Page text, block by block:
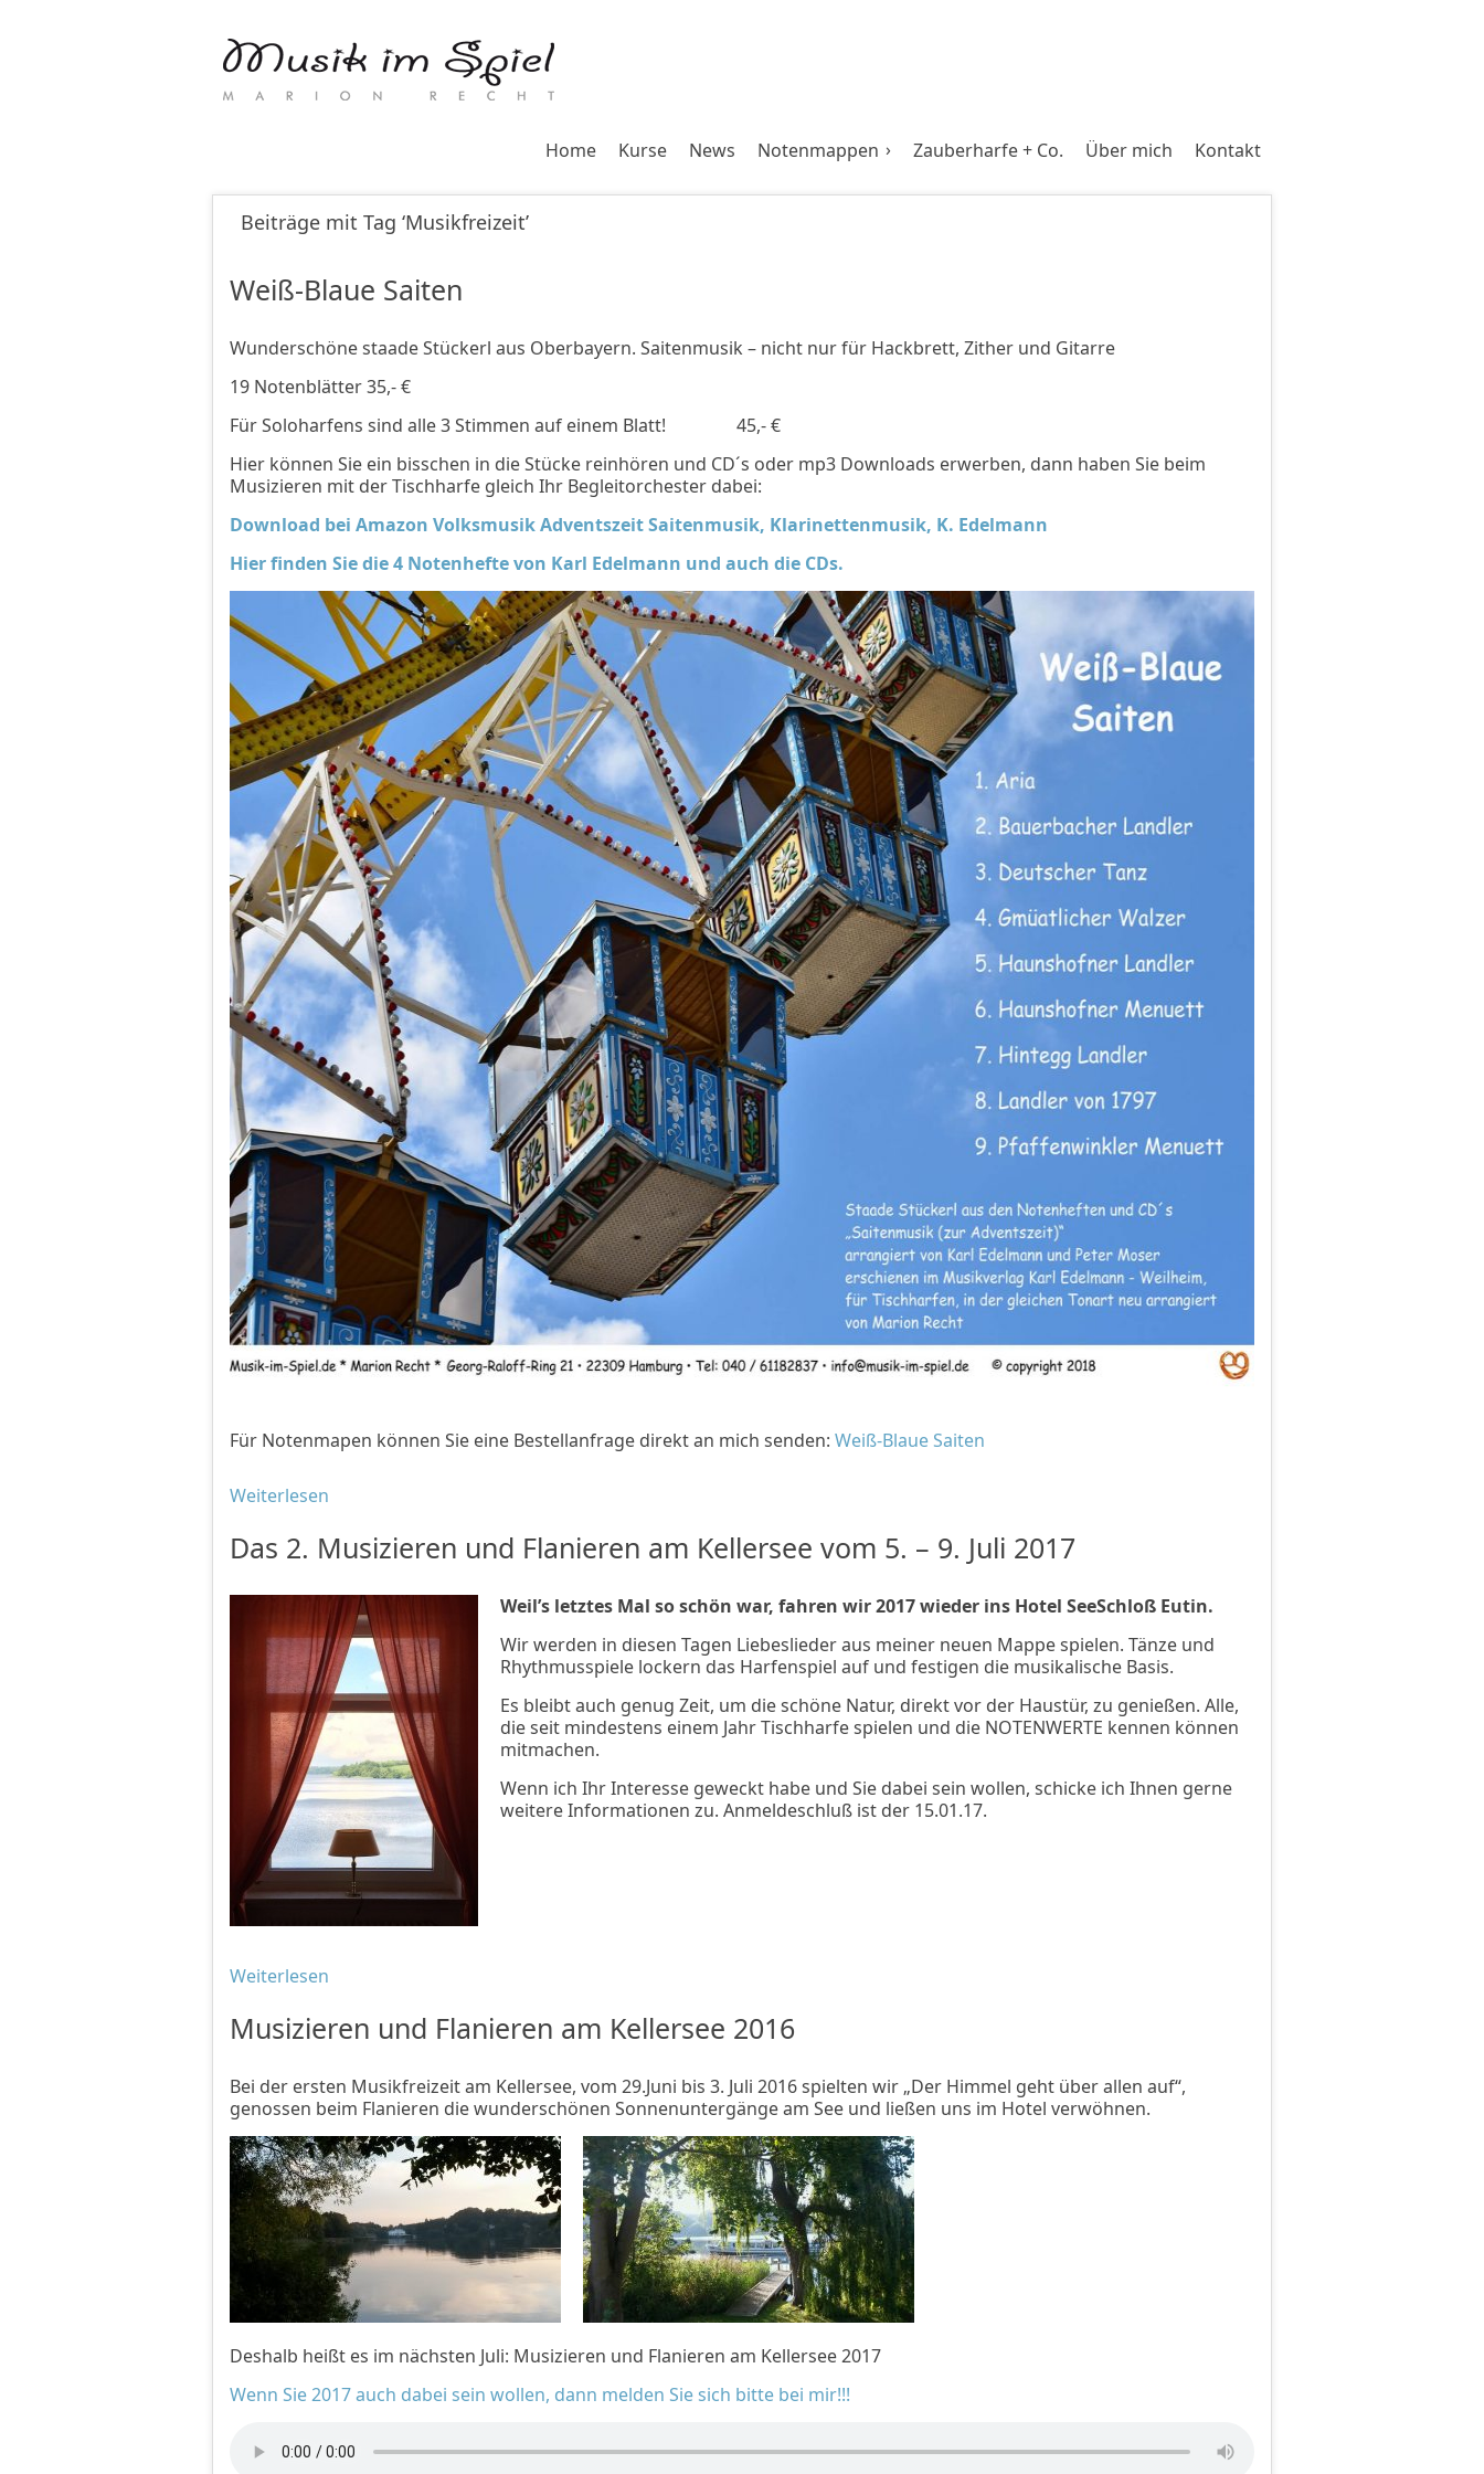
Home Kurse News Notenmappen Zauberharfe + Co. Über mich Kontakt
Beiträge mit Tag ‘Musikfreizeit’
Weiß-Blaue Saiten
Wunderschöne staade Stückerl aus Oberbayern. Saitenmusik – nicht nur für Hackbrett, Zither und Gitarre
19 Notenblätter 35,- €
Für Soloharfens sind alle 3 Stimmen auf einem Blatt! 45,- €
Hier können Sie ein bisschen in die Stücke reinhören und CD´s oder mp3 Downloads erwerben, dann haben Sie beim
Musizieren mit der Tischharfe gleich Ihr Begleitorchester dabei:
Download bei Amazon Volksmusik Adventszeit Saitenmusik, Klarinettenmusik, K. Edelmann
Hier finden Sie die 4 Notenhefte von Karl Edelmann und auch die CDs.
Für Notenmapen können Sie eine Bestellanfrage direkt an mich senden: Weiß-Blaue Saiten
Weiterlesen
Das 2. Musizieren und Flanieren am Kellersee vom 5. – 9. Juli 2017
Weil’s letztes Mal so schön war, fahren wir 2017 wieder ins Hotel SeeSchloß Eutin.
Wir werden in diesen Tagen Liebeslieder aus meiner neuen Mappe spielen. Tänze und
Rhythmusspiele lockern das Harfenspiel auf und festigen die musikalische Basis.
Es bleibt auch genug Zeit, um die schöne Natur, direkt vor der Haustür, zu genießen. Alle,
die seit mindestens einem Jahr Tischharfe spielen und die NOTENWERTE kennen können
mitmachen.
Wenn ich Ihr Interesse geweckt habe und Sie dabei sein wollen, schicke ich Ihnen gerne
weitere Informationen zu. Anmeldeschluß ist der 15.01.17.
Weiterlesen
Musizieren und Flanieren am Kellersee 2016
Bei der ersten Musikfreizeit am Kellersee, vom 29.Juni bis 3. Juli 2016 spielten wir „Der Himmel geht über allen auf“,
genossen beim Flanieren die wunderschönen Sonnenuntergänge am See und ließen uns im Hotel verwöhnen.
Deshalb heißt es im nächsten Juli: Musizieren und Flanieren am Kellersee 2017
Wenn Sie 2017 auch dabei sein wollen, dann melden Sie sich bitte bei mir!!!